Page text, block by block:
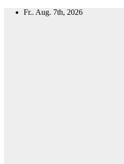
Zum
Fr.. Aug. 7th, 2026